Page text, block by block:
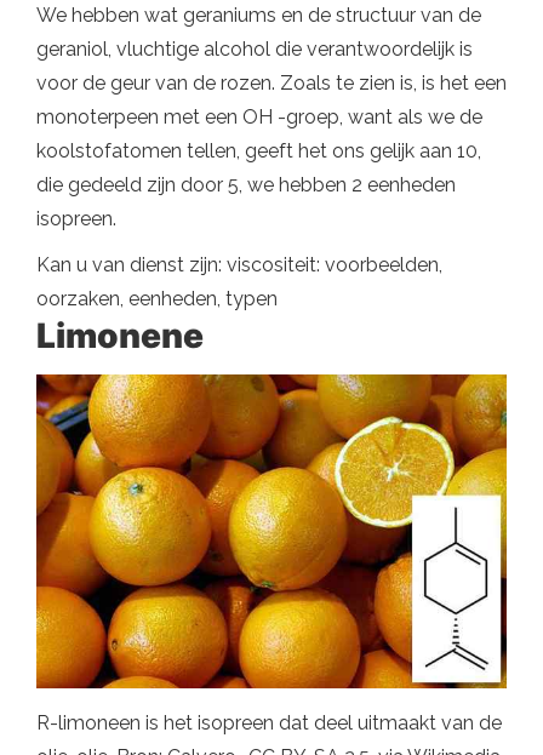
We hebben wat geraniums en de structuur van de
geraniol, vluchtige alcohol die verantwoordelijk is
voor de geur van de rozen. Zoals te zien is, is het een
monoterpeen met een OH -groep, want als we de
koolstofatomen tellen, geeft het ons gelijk aan 10,
die gedeeld zijn door 5, we hebben 2 eenheden
isopreen.
Kan u van dienst zijn: viscositeit: voorbeelden,
oorzaken, eenheden, typen
Limonene
R-limoneen is het isopreen dat deel uitmaakt van de